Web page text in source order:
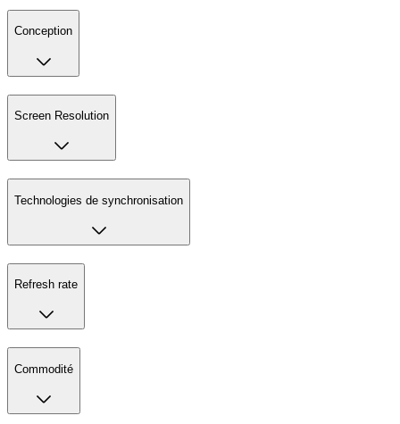
Conception
Screen Resolution
Technologies de synchronisation
Refresh rate
Commodité